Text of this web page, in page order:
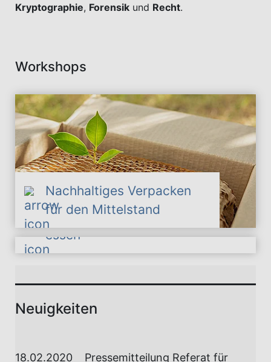
Kryptographie, Forensik und Recht.
Workshops
Nachhaltiges Verpacken
für den Mittelstand
Wieso essen wir was wir
essen
Neuigkeiten
18.02.2020
Pressemitteilung Referat für